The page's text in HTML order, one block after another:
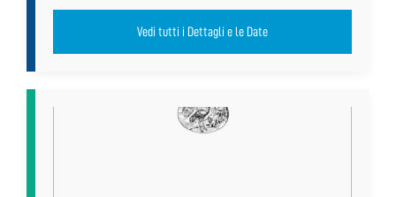
Vedi tutti i Dettagli e le Date